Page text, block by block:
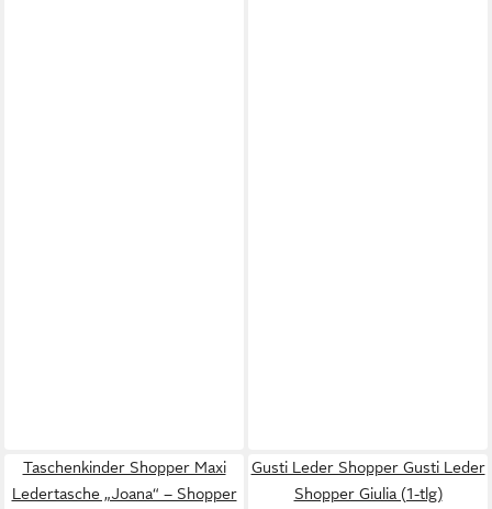
Taschenkinder Shopper Maxi
Ledertasche „Joana“ – Shopper
Gusti Leder Shopper Gusti Leder
Shopper Giulia (1-tlg)